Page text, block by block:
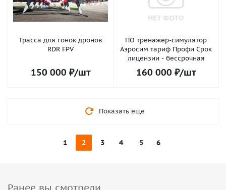
Трасса для гонок дронов
RDR FPV
150 000 ₽/шт
ПО тренажер-симулятор
Аэросим тариф Профи Срок
лицензии - бессрочная
160 000 ₽/шт
Показать еще
1 2 3 4 5 6
Ранее вы смотрели